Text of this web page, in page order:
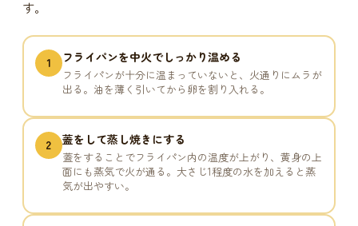
す。
1 フライパンを中火でしっかり温める
フライパンが十分に温まっていないと、火通りにムラが
出る。油を薄く引いてから卵を割り入れる。
2 蓋をして蒸し焼きにする
蓋をすることでフライパン内の温度が上がり、黄身の上
面にも蒸気で火が通る。大さじ1程度の水を加えると蒸
気が出やすい。